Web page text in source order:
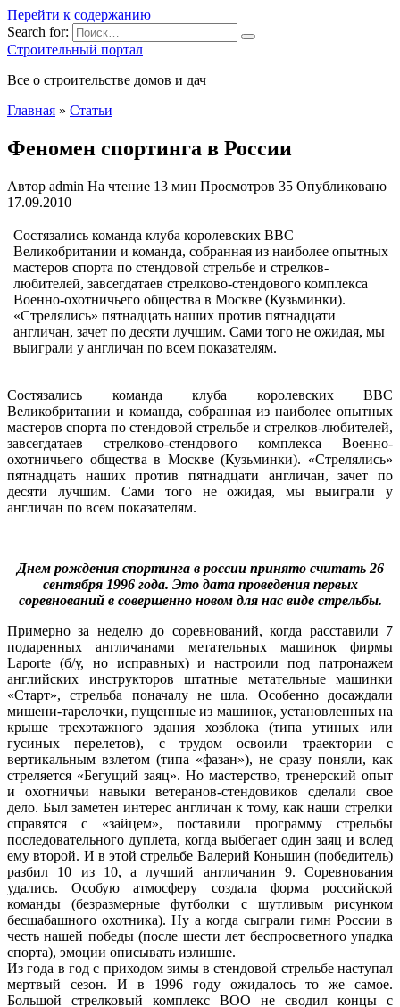
Перейти к содержанию
Search for:
Строительный портал
Все о строительстве домов и дач
Главная » Статьи
Феномен спортинга в России
Автор admin На чтение 13 мин Просмотров 35 Опубликовано
17.09.2010
Cостязались команда клуба королевских ВВС
Великобритании и команда, собранная из наиболее опытных
мастеров спорта по стендовой стрельбе и стрелков-
любителей, завсегдатаев стрелково-стендового комплекса
Военно-охотничьего общества в Москве (Кузьминки).
«Стрелялись» пятнадцать наших против пятнадцати
англичан, зачет по десяти лучшим. Сами того не ожидая, мы
выиграли у англичан по всем показателям.
Cостязались команда клуба королевских ВВС
Великобритании и команда, собранная из наиболее опытных
мастеров спорта по стендовой стрельбе и стрелков-любителей,
завсегдатаев стрелково-стендового комплекса Военно-
охотничьего общества в Москве (Кузьминки). «Стрелялись»
пятнадцать наших против пятнадцати англичан, зачет по
десяти лучшим. Сами того не ожидая, мы выиграли у
англичан по всем показателям.
Днем рождения спортинга в россии принято считать 26
сентября 1996 года. Это дата проведения первых
соревнований в совершенно новом для нас виде стрельбы.
Примерно за неделю до соревнований, когда расставили 7
подаренных англичанами метательных машинок фирмы
Laporte (б/у, но исправных) и настроили под патронажем
английских инструкторов штатные метательные машинки
«Старт», стрельба поначалу не шла. Особенно досаждали
мишени-тарелочки, пущенные из машинок, установленных на
крыше трехэтажного здания хозблока (типа утиных или
гусиных перелетов), с трудом освоили траектории с
вертикальным взлетом (типа «фазан»), не сразу поняли, как
стреляется «Бегущий заяц». Но мастерство, тренерский опыт
и охотничьи навыки ветеранов-стендовиков сделали свое
дело. Был заметен интерес англичан к тому, как наши стрелки
справятся с «зайцем», поставили программу стрельбы
последовательного дуплета, когда выбегает один заяц и вслед
ему второй. И в этой стрельбе Валерий Коньшин (победитель)
разбил 10 из 10, а лучший англичанин 9. Соревнования
удались. Особую атмосферу создала форма российской
команды (безразмерные футболки с шутливым рисунком
бесшабашного охотника). Ну а когда сыграли гимн России в
честь нашей победы (после шести лет беспросветного упадка
спорта), эмоции описывать излишне.
Из года в год с приходом зимы в стендовой стрельбе наступал
мертвый сезон. И в 1996 году ожидалось то же самое.
Большой стрелковый комплекс ВОО не сводил концы с